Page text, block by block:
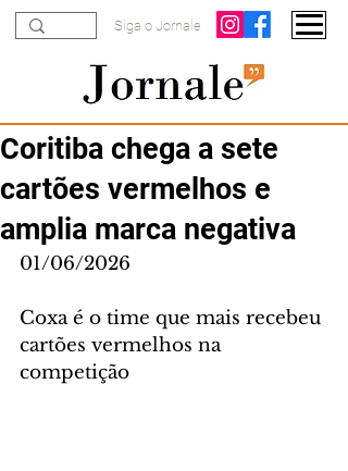
Siga o Jornale
Coritiba chega a sete
cartões vermelhos e
amplia marca negativa
01/06/2026
Coxa é o time que mais recebeu
cartões vermelhos na
competição